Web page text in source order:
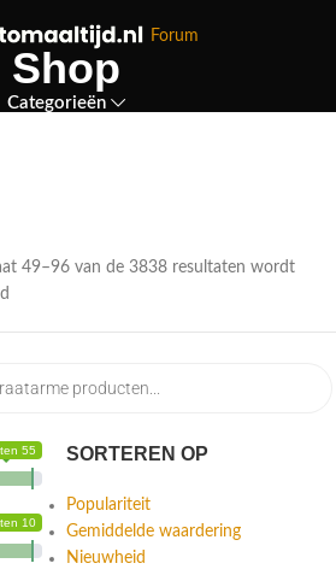
Forum
Shop
Categorieën
49–96 van de 3838 resultaten wordt
55
10
SORTEREN OP
Populariteit
Gemiddelde waardering
Nieuwheid